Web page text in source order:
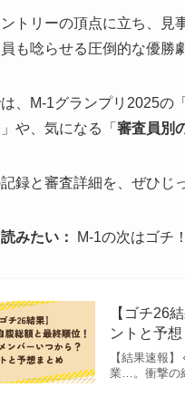
トリーの頂点に立ち、見
も唸らせる圧倒的な優勝
、M-1グランプリ2025の
や、気になる「 審査員別
録と審査詳細を、ぜひじ
みたい： M-1の次はゴチ
【ゴチ26
ントと予
【結果速報
業…。衝撃の